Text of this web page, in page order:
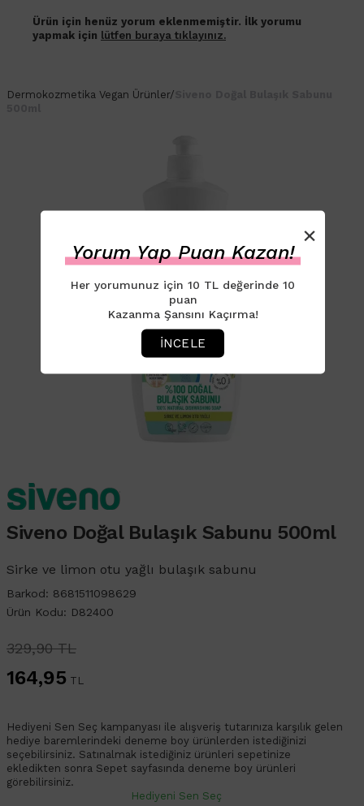
Ürün için henüz yorum eklenmemiştir. İlk yorumu
yapmak için lütfen buraya tıklayınız.
×
Yorum Yap Puan Kazan!
Her yorumunuz için 10 TL değerinde 10
puan
Kazanma Şansını Kaçırma!
İNCELE
Dermokozmetika Vegan Ürünler/
Siveno Doğal Bulaşık Sabunu 500ml
Sirke ve limon otu yağlı bulaşık sabunu
Barkod: 8681511098629
Ürün Kodu: D82400
329,90 TL
164,95 TL
Hediyeni Sen Seç kampanyası ile alışveriş tutarınıza karşılık gelen
hediye baremlerindeki deneme boy ürünlerden istediğinizi
seçebilirsiniz. Satınalmak istediğiniz ürünleri sepetinize
ekledikten sonra Sepet sayfasında deneme boy ürünleri
görebilirsiniz.
Hediyeni Sen Seç